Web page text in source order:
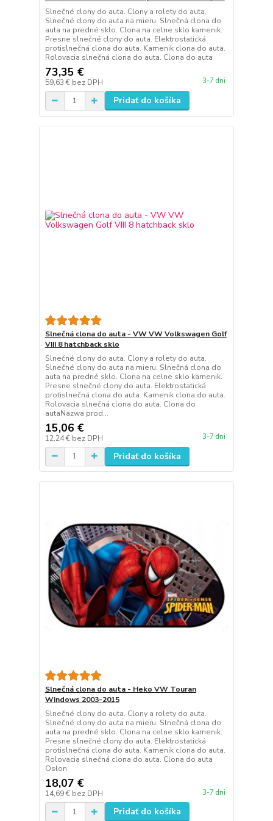
Slnečné clony do auta. Clony a rolety do auta.
Slnečné clony do auta na mieru. Slnečná clona do
auta na predné sklo. Clona na celne sklo kamenik.
Presne slnečné clony do auta. Elektrostatická
protislnečná clona do auta. Kamenik clona do auta.
Rolovacia slnečná clona do auta. Clona do auta
73,35 €
59,63 € bez DPH 3-7 dni
Pridať do košíka
Slnečná clona do auta - VW VW Volkswagen Golf
VIII 8 hatchback sklo
Slnečné clony do auta. Clony a rolety do auta.
Slnečné clony do auta na mieru. Slnečná clona do
auta na predné sklo. Clona na celne sklo kamenik.
Presne slnečné clony do auta. Elektrostatická
protislnečná clona do auta. Kamenik clona do auta.
Rolovacia slnečná clona do auta. Clona do
autaNazwa prod...
15,06 €
12,24 € bez DPH 3-7 dni
Pridať do košíka
Slnečná clona do auta - Heko VW Touran
Windows 2003-2015
Slnečné clony do auta. Clony a rolety do auta.
Slnečné clony do auta na mieru. Slnečná clona do
auta na predné sklo. Clona na celne sklo kamenik.
Presne slnečné clony do auta. Elektrostatická
protislnečná clona do auta. Kamenik clona do auta.
Rolovacia slnečná clona do auta. Clona do auta
Osłon
18,07 €
14,69 € bez DPH 3-7 dni
Pridať do košíka